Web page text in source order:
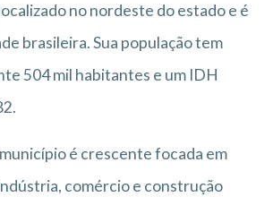
no nordeste do estado e é
brasileira. Sua população tem
504 mil habitantes e um IDH
é crescente focada em
comércio e construção